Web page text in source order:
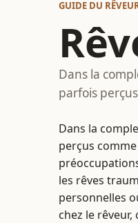
GUIDE DU
Dans la
parfois
Dans la
perçus
les rêves
personnelles
chez le